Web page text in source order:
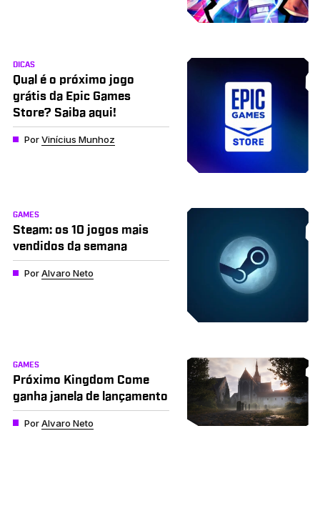
DICAS
Qual é o próximo jogo
grátis da Epic Games
Store? Saiba aqui!
PorVinícius Munhoz
GAMES
Steam: os 10 jogos mais
vendidos da semana
PorAlvaro Neto
GAMES
Próximo Kingdom Come
ganha janela de lançamento
PorAlvaro Neto